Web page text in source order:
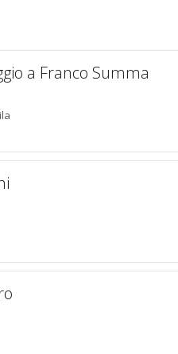
a Franco Summa